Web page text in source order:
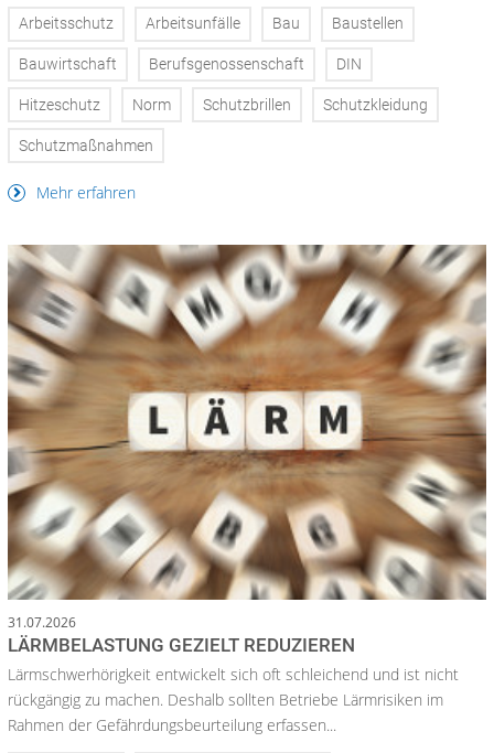
Arbeitsschutz Arbeitsunfälle Bau Baustellen
Bauwirtschaft Berufsgenossenschaft DIN
Hitzeschutz Norm Schutzbrillen Schutzkleidung
Schutzmaßnahmen
Mehr erfahren
31.07.2026
LÄRMBELASTUNG GEZIELT REDUZIEREN
Lärmschwerhörigkeit entwickelt sich oft schleichend und ist nicht
rückgängig zu machen. Deshalb sollten Betriebe Lärmrisiken im
Rahmen der Gefährdungsbeurteilung erfassen...